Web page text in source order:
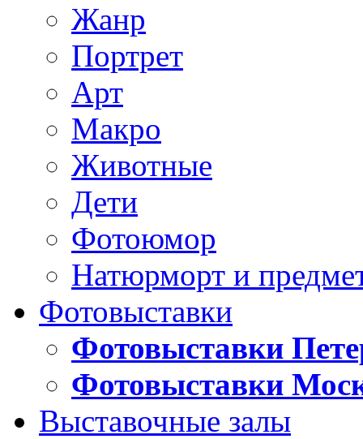
Жанр
Портрет
Арт
Макро
Животные
Дети
Фотоюмор
Натюрморт и
Фотовыставки
Фотовыставки
Фотовыставки
Выставочные залы